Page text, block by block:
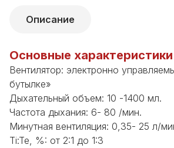
Описание
Основные характеристики
Вентилятор: электронно
бутылке»
Дыхательный объем: 10 -1400 мл.
Частота дыхания: 6- 80 /мин.
Минутная вентиляция: 0,35- 25 л/
Ti:Te, %: от 2:1 до 1:3